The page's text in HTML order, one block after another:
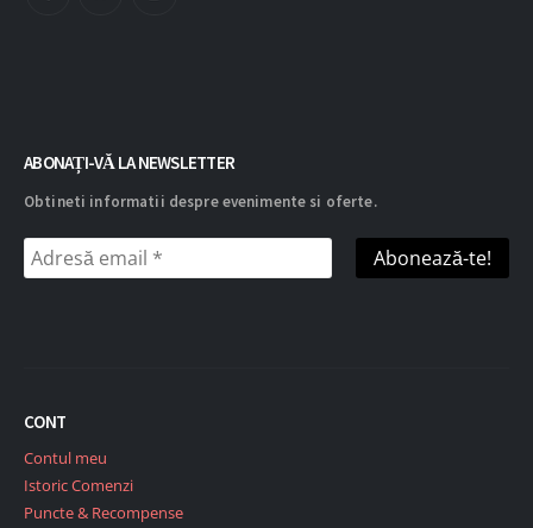
ABONAȚI-VĂ LA NEWSLETTER
Obtineti informatii despre evenimente si oferte.
CONT
Contul meu
Istoric Comenzi
Puncte & Recompense